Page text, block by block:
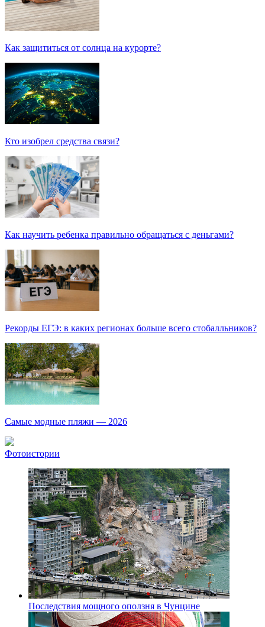
Как защититься от солнца на курорте?
Кто изобрел средства связи?
Как научить ребенка правильно обращаться с деньгами?
Рекорды ЕГЭ: в каких регионах больше всего стобалльников?
Самые модные пляжи — 2026
Фотоистории
Последствия мощного оползня в Чунцине